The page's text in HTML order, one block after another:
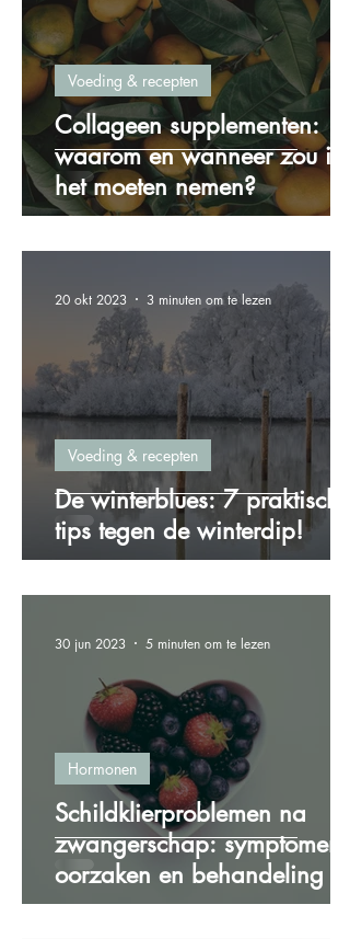
Collageen supplementen:
waarom en wanneer zou ik
het moeten nemen?
Voeding & recepten
De winterblues: 7 praktische
tips tegen de winterdip!
Voeding & recepten
20 okt 2023 3 minuten om te lezen
Schildklierproblemen na
zwangerschap: symptomen,
oorzaken en behandeling
Hormonen
30 jun 2023 5 minuten om te lezen